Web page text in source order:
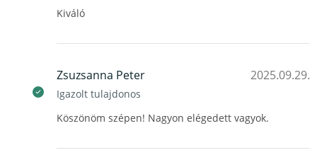
Kiváló
Zsuzsanna Peter
Igazolt tulajdonos
2025.09.29.
Köszönöm szépen! Nagyon elégedett vagyok.